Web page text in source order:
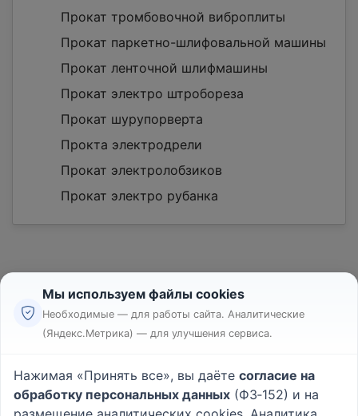
Прокат тромбовочной виброплиты
Прокат паркетно-шлифовальной машины
Прокат ленточной шлифмашины
Прокат электро штробореза
Прокат шурупорверта
Прокта электродрели
Прокат электролобзиков
Прокат электро рубанка
Реклама
Пользовательское соглашение
Политика конфиденциальности
Мы используем файлы cookies
Необходимые — для работы сайта. Аналитические
(Яндекс.Метрика) — для улучшения сервиса.
Нажимая «Принять все», вы даёте согласие на
обработку персональных данных (ФЗ‑152) и на